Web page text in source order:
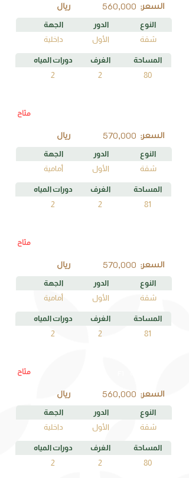
ريال 560,000 السعر:
النوع
الدور
الجهة
شقة
الأول داخلية
المساحة الغرف دورات المياه
80
2
2
متاح
ريال 570,000 السعر:
النوع
الدور
الجهة
شقة
الأول أمامية
المساحة الغرف دورات المياه
81
2
2
متاح
ريال 570,000 السعر:
النوع
الدور
الجهة
شقة
الأول أمامية
المساحة الغرف دورات المياه
81
2
2
متاح
ريال 560,000 السعر:
النوع
الدور
الجهة
شقة
الأول داخلية
المساحة الغرف دورات المياه
80
2
2